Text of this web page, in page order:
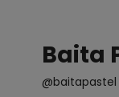
Baita
@baitapastel